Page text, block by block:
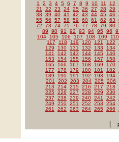
1 2 3 4 5 6 7 8 9 10 11 12
21
22 23 24 25 26 27 28 29
38
39 40 41 42 43 44 45 46
55
56 57 58 59 60 61 62 63
72
73 74 75 76 77 78 79 80
89
90 91 92 93 94 95 96
104
105 106 107 108 109
110
117
118 119 120 121 122
129
130 131 132 133 134
141
142 143 144 145 146
153
154 155 156 157 158
165
166 167 168 169 170
177
178 179 180 181 182
189
190 191 192 193 194
201
202 203 204 205
206
213
214 215 216 217 218
225
226 227 228 229 230
237
238 239 240 241 242
249
250 251 252 253 254
261
262 263 264 265 266
[